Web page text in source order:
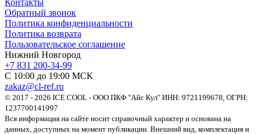
Обратный звонок
Политика конфиденциальности
Политика возврата
Пользовательское соглашение
Нижний Новгород
+7 831 200-34-99
С 10:00 до 19:00 МСК
zakaz@cl-ref.ru
© 2017 - 2026 ICE COOL - ООО ПКФ "Айс Кул" ИНН: 9721199678, ОГРН:
1237700141997
Вся информация на сайте носит справочный характер и основана на
данных, доступных на момент публикации. Внешний вид, комплектация и